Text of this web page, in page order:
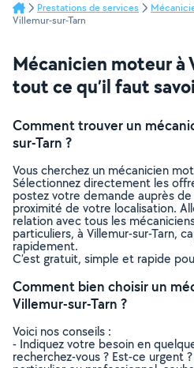
Prestations de services
Villemur-sur-Tarn
Mécanicien moteur à
tout ce qu’il faut
Comment trouver un
sur-Tarn ?
Vous cherchez un mécanicien
Sélectionnez directement les
postez votre demande auprès
proximité de votre localisation.
relation avec tous les
particuliers, à Villemur-sur-Tarn,
rapidement.
C’est gratuit, simple et rapide
Comment bien choisir un
Villemur-sur-Tarn ?
Voici nos conseils :
- Indiquez votre besoin en
recherchez-vous ? Est-ce urgent